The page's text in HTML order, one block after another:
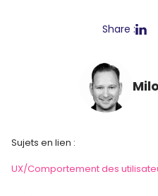
Share :
Sujets en lien :
UX/Comportement des